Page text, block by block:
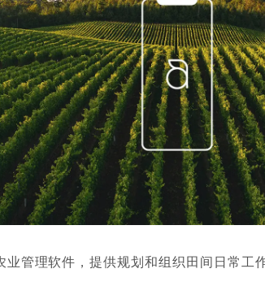
管理软件，提供规划和组织田间日常工作